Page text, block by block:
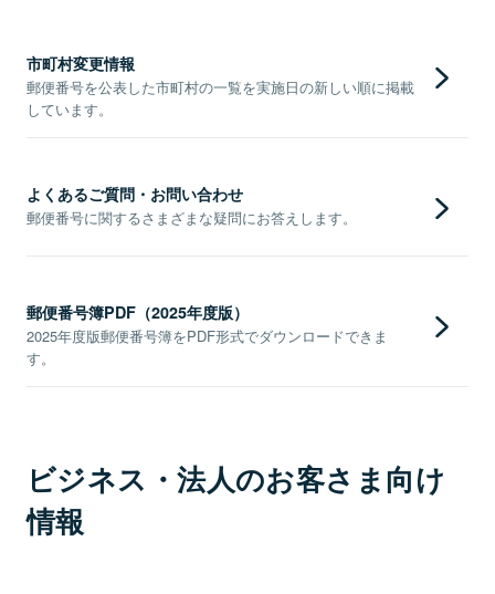
市町村変更情報
郵便番号を公表した市町村の一覧を実施日の新しい順に掲載
しています。
よくあるご質問・お問い合わせ
郵便番号に関するさまざまな疑問にお答えします。
郵便番号簿PDF（2025年度版）
2025年度版郵便番号簿をPDF形式でダウンロードできま
す。
ビジネス・法人のお客さま向け
情報